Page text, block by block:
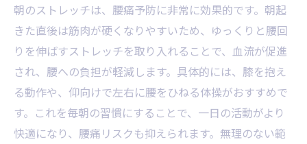
朝のストレッチは、腰痛予防に非常に効果的です。朝起
きた直後は筋肉が硬くなりやすいため、ゆっくりと腰回
りを伸ばすストレッチを取り入れることで、血流が促進
され、腰への負担が軽減します。具体的には、膝を抱え
る動作や、仰向けで左右に腰をひねる体操がおすすめで
す。これを毎朝の習慣にすることで、一日の活動がより
快適になり、腰痛リスクも抑えられます。無理のない範